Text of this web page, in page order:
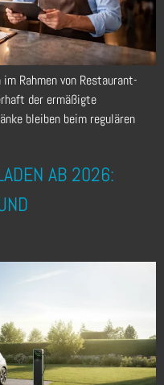
Rahmen von Restaurant-
der ermäßigte
bleiben beim regulären
AB 2026: